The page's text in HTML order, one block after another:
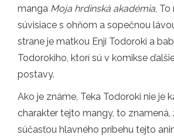
manga Moja hrdinská akadémia,
súvisiace s ohňom a sopečnou
strane je matkou Enji Todoroki a
Todorokiho, ktorí sú v komikse
postavy.
Ako je známe, Teka Todoroki nie je
charakter tejto mangy, to znamená,
súčasťou hlavného príbehu tejto